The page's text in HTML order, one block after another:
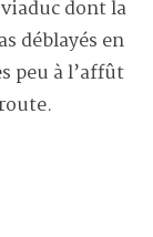
dont la
déblayés en
peu à l’affût